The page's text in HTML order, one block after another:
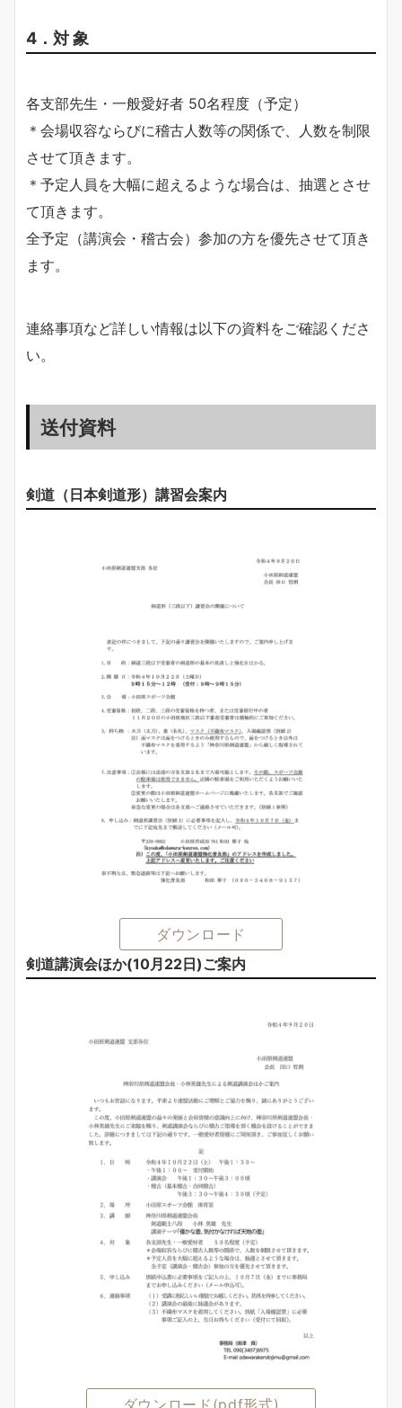
4．対 象
各支部先生・一般愛好者 50名程度（予定）
＊会場収容ならびに稽古人数等の関係で、人数を制限
させて頂きます。
＊予定人員を大幅に超えるような場合は、抽選とさせ
て頂きます。
全予定（講演会・稽古会）参加の方を優先させて頂き
ます。
連絡事項など詳しい情報は以下の資料をご確認くださ
い。
送付資料
剣道（日本剣道形）講習会案内
ダウンロード
剣道講演会ほか(10月22日)ご案内
ダウンロード(pdf形式)